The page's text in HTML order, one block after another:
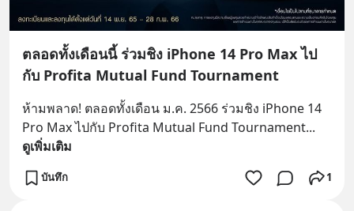
ตลอดทั้งเดือนนี้ ร่วมชิง iPhone 14 Pro Max ไป
กับ Profita Mutual Fund Tournament
ห้ามพลาด! ตลอดทั้งเดือน ม.ค. 2566 ร่วมชิง iPhone 14
Pro Max ไปกับ Profita Mutual Fund Tournament...
ดูเพิ่มเติม
บันทึก 1